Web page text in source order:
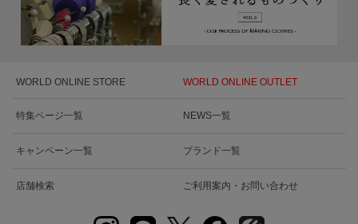
WORLD ONLINE STORE WORLD ONLINE OUTLET
特集ページ一覧 NEWS一覧
キャンペーン一覧 ブランド一覧
店舗検索 ご利用案内・お問い合わせ